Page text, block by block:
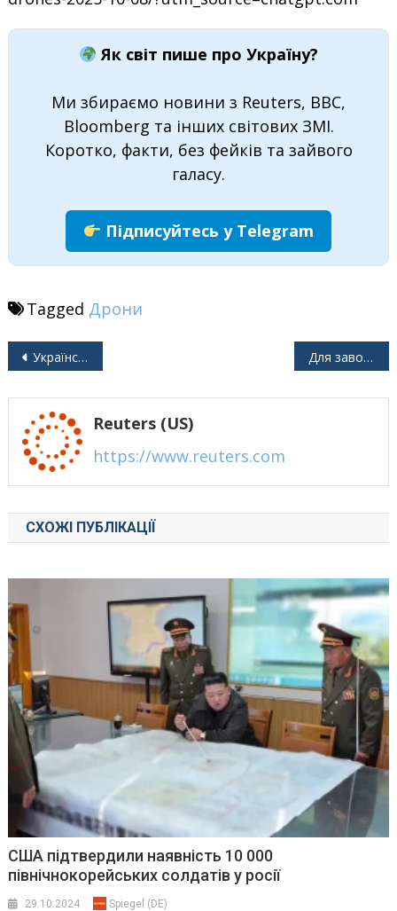
Як світ пише про Україну?
Ми збираємо новини з Reuters, BBC,
Bloomberg та інших світових ЗМІ.
Коротко, факти, без фейків та зайвого
галасу.
Підписуйтесь у Telegram
Tagged Дрони
Навігація
Українські війська повернули собі місто поблизу Покровська Для завоювання Сходу України путіну треба буде поховати мільйон своїх людей
Reuters (US)
https://www.reuters.com
СХОЖІ ПУБЛІКАЦІЇ
США підтвердили наявність 10 000
північнокорейських солдатів у росії
29.10.2024 Spiegel (DE)